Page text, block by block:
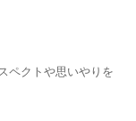
ペクトや思いやりを